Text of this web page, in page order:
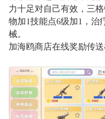
我的钱包 道具
MOD下载 攻略教
大人
Lv.8
02-10 15:45
电脑端 其他&工
力十足对自己有效，三
物加1技能点6级加1，治
械。
加海鸥商店在线奖励传